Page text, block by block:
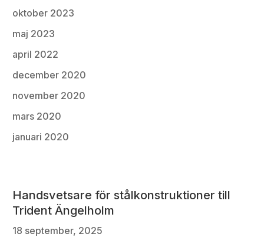
oktober 2023
maj 2023
april 2022
december 2020
november 2020
mars 2020
januari 2020
Handsvetsare för stålkonstruktioner till
Trident Ängelholm
18 september, 2025